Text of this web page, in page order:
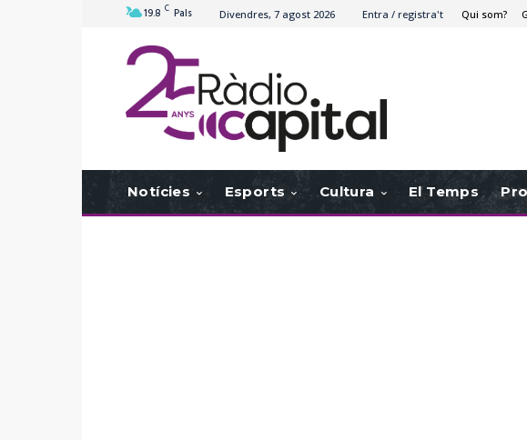
19.8 C Pals Divendres, 7 agost 2026 Entra / registra't Qui som?
Notícies Esports Cultura El Temps